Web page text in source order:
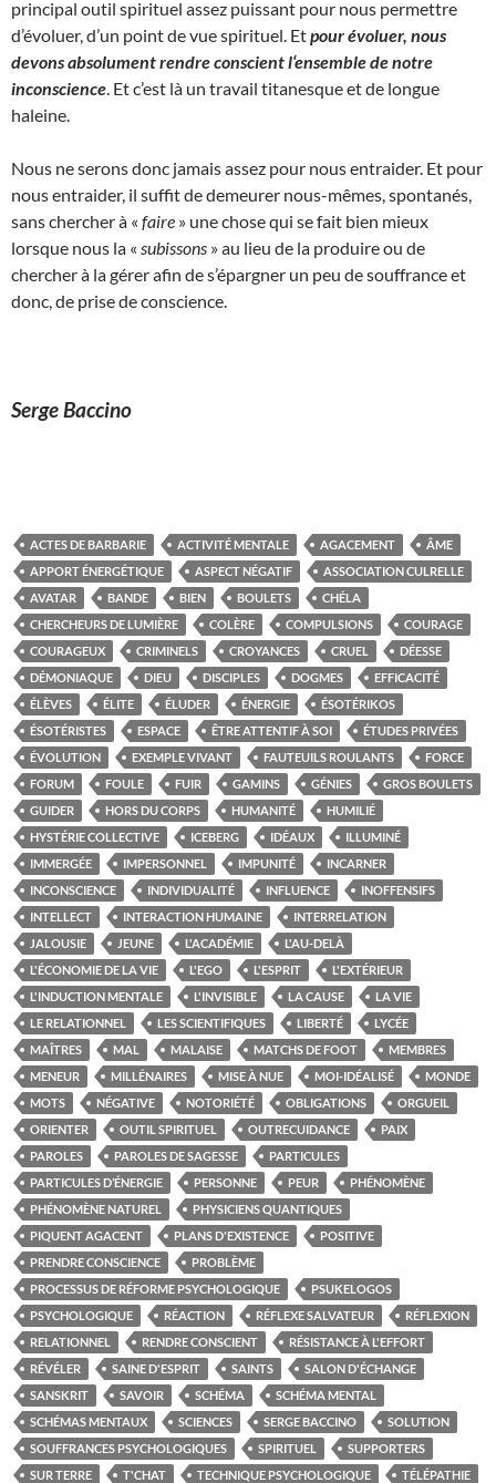
principal outil spirituel assez puissant pour nous permettre
d’évoluer, d’un point de vue spirituel. Etpour évoluer, nous
devons absolument rendre conscient l‘ensemble de notre
inconscience . Et c’est là un travail titanesque et de longue
haleine.
Nous ne serons donc jamais assez pour nous entraider. Et pour
nous entraider, il suffit de demeurer nous-mêmes, spontanés,
sans chercher à « faire » une chose qui se fait bien mieux
lorsque nous la « subissons » au lieu de la produire ou de
chercher à la gérer afin de s’épargner un peu de souffrance et
donc, de prise de conscience.
Serge Baccino
ACTES DE BARBARIE ACTIVITÉ MENTALE AGACEMENT
ÂME
APPORT ÉNERGÉTIQUE
ASPECT NÉGATIF
ASSOCIATION CULRELLE
AVATAR
BANDE BIEN BOULETS
CHÉLA
CHERCHEURS DE LUMIÈRE
COLÈRE COMPULSIONS
COURAGE
COURAGEUX
CRIMINELS CROYANCES CRUEL
DÉESSE
DÉMONIAQUE
DIEU DISCIPLES DOGMES
EFFICACITÉ
ÉLÈVES
ÉLITE ÉLUDER ÉNERGIE
ÉSOTÉRIKOS
ÉSOTÉRISTES
ESPACE ÊTRE ATTENTIF À SOI
ÉTUDES PRIVÉES
ÉVOLUTION
EXEMPLE VIVANT FAUTEUILS ROULANTS
FORCE
FORUM
FOULE FUIR GAMINS GÉNIES
GROS BOULETS
GUIDER
HORS DU CORPS HUMANITÉ
HUMILIÉ
HYSTÉRIE COLLECTIVE
ICEBERG IDÉAUX
ILLUMINÉ
IMMERGÉE
IMPERSONNEL IMPUNITÉ
INCARNER
INCONSCIENCE
INDIVIDUALITÉ INFLUENCE
INOFFENSIFS
INTELLECT
INTERACTION HUMAINE
INTERRELATION
JALOUSIE
JEUNE L'ACADÉMIE
L'AU-DELÀ
L'ÉCONOMIE DE LA VIE
L'EGO L'ESPRIT
L'EXTÉRIEUR
L'INDUCTION MENTALE
L'INVISIBLE LA CAUSE
LA VIE
LE RELATIONNEL
LES SCIENTIFIQUES LIBERTÉ
LYCÉE
MAÎTRES
MAL MALAISE MATCHS DE FOOT
MEMBRES
MENEUR
MILLÉNAIRES MISE À NUE MOI-IDÉALISÉ
MONDE
MOTS
NÉGATIVE NOTORIÉTÉ OBLIGATIONS
ORGUEIL
ORIENTER
OUTIL SPIRITUEL OUTRECUIDANCE
PAIX
PAROLES
PAROLES DE SAGESSE
PARTICULES
PARTICULES D’ÉNERGIE
PERSONNE PEUR
PHÉNOMÈNE
PHÉNOMÈNE NATUREL
PHYSICIENS QUANTIQUES
PIQUENT AGACENT
PLANS D'EXISTENCE
POSITIVE
PRENDRE CONSCIENCE
PROBLÈME
PROCESSUS DE RÉFORME PSYCHOLOGIQUE
PSUKELOGOS
PSYCHOLOGIQUE
RÉACTION RÉFLEXE SALVATEUR
RÉFLEXION
RELATIONNEL
RENDRE CONSCIENT
RÉSISTANCE À L'EFFORT
RÉVÉLER
SAINE D'ESPRIT SAINTS
SALON D'ÉCHANGE
SANSKRIT
SAVOIR SCHÉMA
SCHÉMA MENTAL
SCHÉMAS MENTAUX
SCIENCES SERGE BACCINO
SOLUTION
SOUFFRANCES PSYCHOLOGIQUES
SPIRITUEL
SUPPORTERS
SUR TERRE
T'CHAT TECHNIQUE PSYCHOLOGIQUE
TÉLÉPATHIE